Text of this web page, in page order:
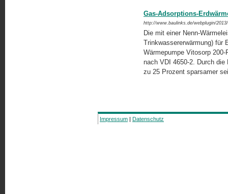
Gas-Adsorptions-
http://www.baulinks.de/webplugin/
Die mit einer Nenn-
Trinkwassererwärmung) für
Wärmepumpe Vitosorp
nach VDI 4650-2. Durch
zu 25 Prozent sparsamer
Impressum | Datenschutz